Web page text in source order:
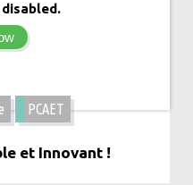
PCAET
et Innovant !